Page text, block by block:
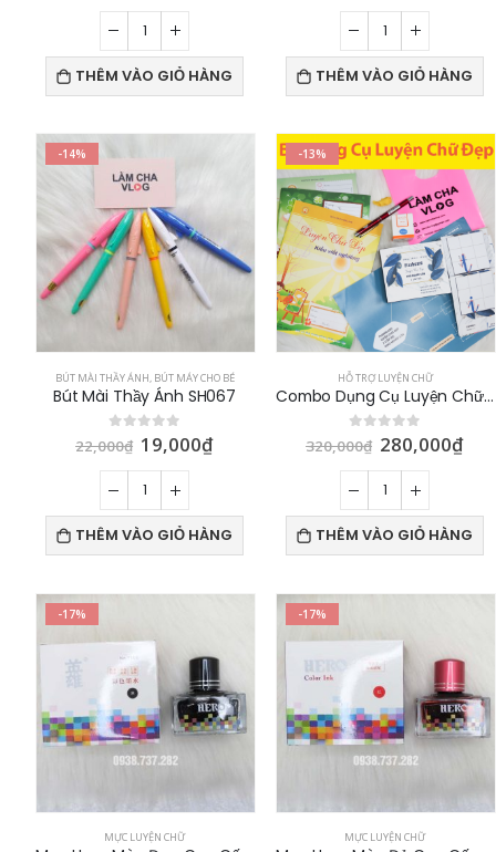
THÊM VÀO GIỎ HÀNG THÊM VÀO GIỎ HÀNG
-14%
BÚT MÀI THẦY ÁNH, BÚT MÁY CHO BÉ
Bút Mài Thầy Ánh SH067
out of 5
22,000₫ 19,000₫
THÊM VÀO GIỎ HÀNG
-13%
HỖ TRỢ LUYỆN CHỮ
Combo Dụng Cụ Luyện Chữ Đẹp Tại Nhà
out of 5
320,000₫ 280,000₫
THÊM VÀO GIỎ HÀNG
-17%
MỰC LUYỆN CHỮ
-17%
MỰC LUYỆN CHỮ